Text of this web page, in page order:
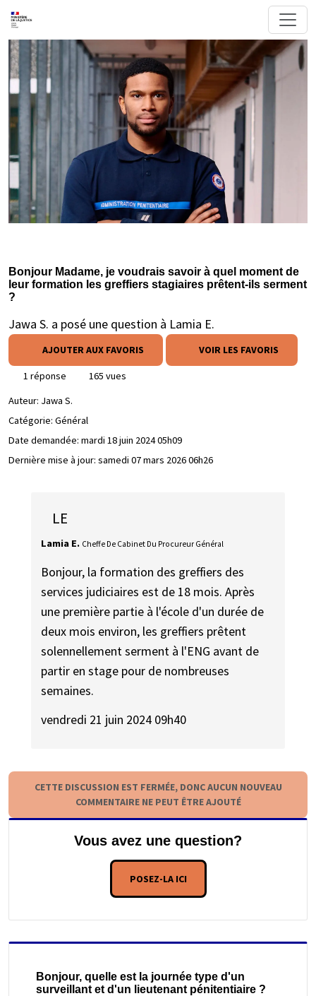
Bonjour Madame, je voudrais savoir à quel moment de
leur formation les greffiers stagiaires prêtent-ils serment
?
Jawa S. a posé une question à Lamia E.
AJOUTER AUX FAVORIS VOIR LES FAVORIS
1 réponse
165 vues
Auteur: Jawa S.
Catégorie: Général
Date demandée: mardi 18 juin 2024 05h09
Dernière mise à jour: samedi 07 mars 2026 06h26
LE
Lamia E. Cheffe De Cabinet Du Procureur Général
Bonjour, la formation des greffiers des
services judiciaires est de 18 mois. Après
une première partie à l'école d'un durée de
deux mois environ, les greffiers prêtent
solennellement serment à l'ENG avant de
partir en stage pour de nombreuses
semaines.
vendredi 21 juin 2024 09h40
CETTE DISCUSSION EST FERMÉE, DONC AUCUN NOUVEAU
COMMENTAIRE NE PEUT ÊTRE AJOUTÉ
Vous avez une question?
POSEZ-LA ICI
Bonjour, quelle est la journée type d'un
surveillant et d'un lieutenant pénitentiaire ?